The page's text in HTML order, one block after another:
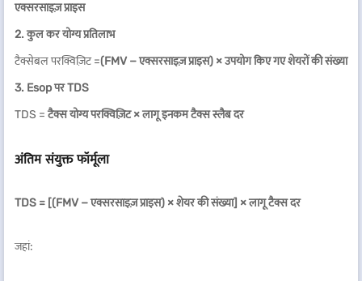
एक्सरसाइज़ प्राइस
2. कुल कर योग्य प्रतिलाभ
टैक्सेबल परक्विज़िट =(FMV − एक्सरसाइज़ प्राइस) × उपयोग किए गए शेयरों की संख्या
3. Esop पर TDS
TDS = टैक्स योग्य परक्विज़िट × लागू इनकम टैक्स स्लैब दर
अंतिम संयुक्त फॉर्मूला
TDS = [(FMV − एक्सरसाइज़ प्राइस) × शेयर की संख्या] × लागू टैक्स दर
जहां: